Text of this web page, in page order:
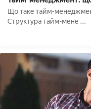
Що таке тайм-
Структура тайм-мене ...